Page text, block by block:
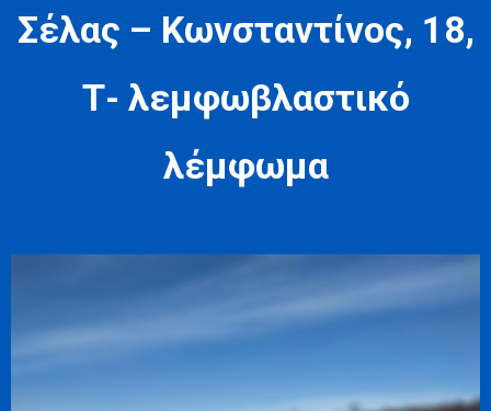
Σέλας – Κωνσταντίνος, 18,
Τ- λεμφωβλαστικό
λέμφωμα